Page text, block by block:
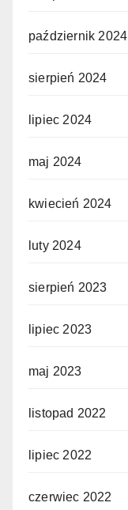
październik 2024
sierpień 2024
lipiec 2024
maj 2024
kwiecień 2024
luty 2024
sierpień 2023
lipiec 2023
maj 2023
listopad 2022
lipiec 2022
czerwiec 2022